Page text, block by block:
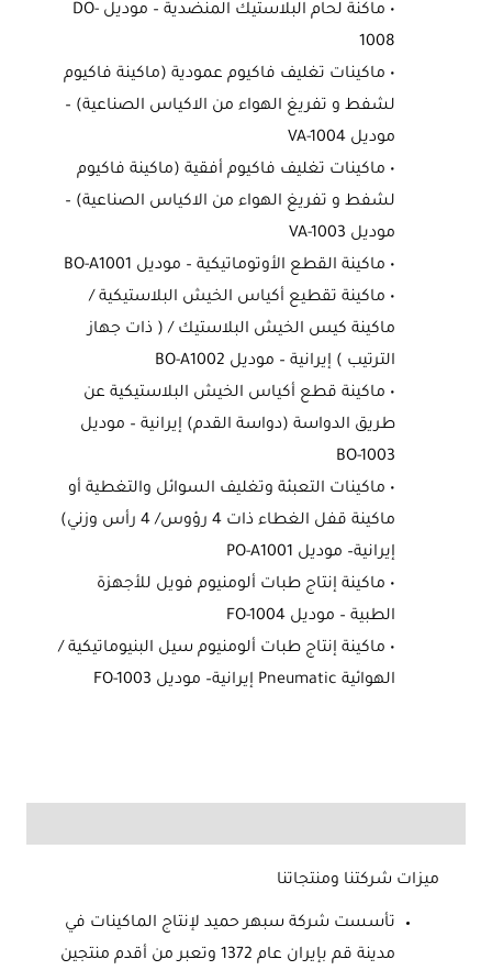
• ماكنة لحام البلاستيك المنضدية – موديل DO-
1008
• ماكينات تغليف فاكيوم عمودية (ماكينة فاكيوم
لشفط و تفريغ الهواء من الاكياس الصناعية) –
موديل VA-1004
• ماكينات تغليف فاكيوم أفقية (ماكينة فاكيوم
لشفط و تفريغ الهواء من الاكياس الصناعية) –
موديل VA-1003
• ماكينة القطع الأوتوماتيكية – موديل BO-A1001
• ماكينة تقطيع أكياس الخيش البلاستيكية /
ماكينة كيس الخيش البلاستيك / ( ذات جهاز
الترتيب ) إيرانية – موديل BO-A1002
• ماكينة قطع أكياس الخيش البلاستيكية عن
طريق الدواسة (دواسة القدم) إيرانية – موديل
BO-1003
• ماكينات التعبئة وتغليف السوائل والتغطية أو
ماكينة قفل الغطاء ذات 4 رؤوس/ 4 رأس وزني)
إيرانية– موديل PO-A1001
• ماكينة إنتاج طبات ألومنيوم فويل للأجهزة
الطبية – موديل FO-1004
• ماكينة إنتاج طبات ألومنيوم سيل البنيوماتيكية /
الهوائية Pneumatic إيرانية– موديل FO-1003
ميزات شركتنا ومنتجاتنا
تأسست شركة سبهر حميد لإنتاج الماكينات في
مدينة قم بإيران عام 1372 وتعبر من أقدم منتجين